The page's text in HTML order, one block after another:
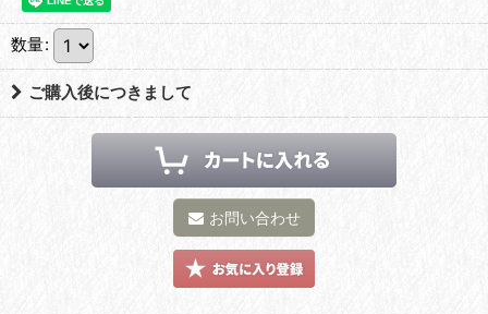
数量:
ご購入後につきまして
お問い合わせ